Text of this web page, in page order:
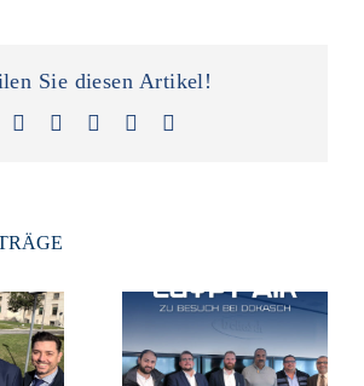
Sie diesen Artikel!
Facebook LinkedIn
Xing